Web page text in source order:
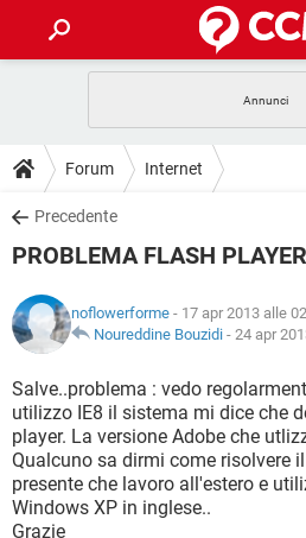
INTRATTENIMENTO
iOS
INSTAGRAM
TIKTOK
HARDWARE
GUIDE
COVID-19
INSTAGRAM
TIKTOK
HARDWARE
DOWNLOAD
COVID-19
INTRATTENIMENTO
iOS
INSTAGRAM
TIKTOK
HARDWARE
COVID-19
INTRATTENIMENTO
iOS
INSTAGRAM
TIKTOK
HARDWARE
GLOSSARIO
COVID-19
INTRATTENIMENTO
iOS
INSTAGRAM
Forum Internet
Precedente
PROBLEMA FLASH PLAYER
noflowerforme - 17 apr 2013 alle
Noureddine Bouzidi - 24 apr
Salve..problema : vedo
utilizzo IE8 il sistema mi dice che
player. La versione Adobe che
Qualcuno sa dirmi come risolvere
presente che lavoro all'estero e
Windows XP in inglese..
Grazie